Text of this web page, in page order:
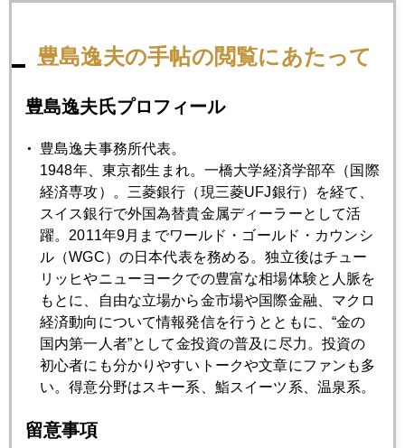
1月 2月 3月 4月
7月 8月 9月
2006年09月28日
600ドル回復
2006年09月26日
ヘッジファンド巨額損失－続報
2006年09月25日
豊島逸夫の手帖の閲覧にあたって
豊島逸夫氏プロフィール
豊島逸夫事務所代表。
1948年、東京都生まれ。一橋大学経済学部卒（国際
経済専攻）。三菱銀行（現三菱UFJ銀行）を経て、
スイス銀行で外国為替貴金属ディーラーとして活
躍。2011年9月までワールド・ゴールド・カウンシ
ル（WGC）の日本代表を務める。独立後はチュー
リッヒやニューヨークでの豊富な相場体験と人脈を
もとに、自由な立場から金市場や国際金融、マクロ
経済動向について情報発信を行うとともに、“金の
国内第一人者”として金投資の普及に尽力。投資の
初心者にも分かりやすいトークや文章にファンも多
い。得意分野はスキー系、鮨スイーツ系、温泉系。
留意事項